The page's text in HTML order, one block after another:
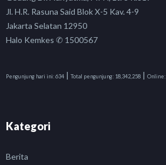
Jl. H.R. Rasuna Said Blok X-5 Kav. 4-9
Jakarta Selatan 12950
Halo Kemkes ✆ 1500567
Pengunjung hari ini:634 | Total pengunjung: 18,342,258 | Online:
Kategori
Berita